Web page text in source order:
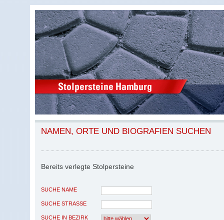
NAMEN, ORTE UND BIOGRAFIEN SUCHEN
Bereits verlegte Stolpersteine
SUCHE NAME
SUCHE STRASSE
SUCHE IN BEZIRK